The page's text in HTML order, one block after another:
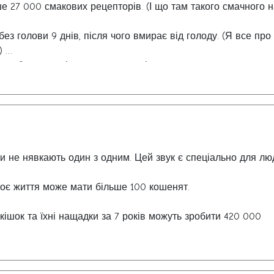
фахівця, який заявив, що з їжі я їм тільки паростки
спробував молодий бамбук! Довелося поступитися
верблюжу колючку у гамадрила, який по сусідству
каміні десятої спальні. Його теж годують по-науковому,
27 000 смакових рецепторів. (І що там такого смачного
голови 9 днів, після чого вмирає від голоду. (Я все про
на відстань в 350 разів перевищує довжину свого
свині ... тільки уявіть!)
не нявкають один з одним. Цей звук є спеціально для
життя може мати більше 100 кошенят.
та їхні нащадки за 7 років можуть зробити 420 000
кішки слідують за Вами з кімнати в кімнату, щоб